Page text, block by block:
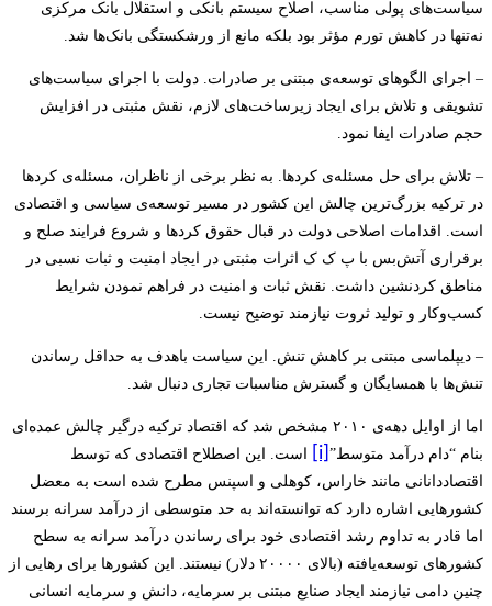
سیاست‌های پولی مناسب، اصلاح سیستم بانکی و استقلال بانک مرکزی
نه‌تنها در کاهش تورم مؤثر بود بلکه مانع از ورشکستگی بانک‌ها شد.
– اجرای الگوهای توسعه‌ی مبتنی بر صادرات. دولت با اجرای سیاست‌های
تشویقی و تلاش برای ایجاد زیرساخت‌های لازم، نقش مثبتی در افزایش
حجم صادرات ایفا نمود.
– تلاش برای حل مسئله‌ی کردها. به نظر برخی از ناظران، مسئله‌ی کردها
در ترکیه بزرگ‌ترین چالش این کشور در مسیر توسعه‌ی سیاسی و اقتصادی
است. اقدامات اصلاحی دولت در قبال حقوق کردها و شروع فرایند صلح و
برقراری آتش‌بس با پ ک ک اثرات مثبتی در ایجاد امنیت و ثبات نسبی در
مناطق کردنشین داشت. نقش ثبات و امنیت در فراهم نمودن شرایط
کسب‌وکار و تولید ثروت نیازمند توضیح نیست.
– دیپلماسی مبتنی بر کاهش تنش. این سیاست باهدف به حداقل رساندن
تنش‌ها با همسایگان و گسترش مناسبات تجاری دنبال شد.
اما از اوایل دهه‌ی ۲۰۱۰ مشخص شد که اقتصاد ترکیه درگیر چالش عمده‌ای
بنام “دام درآمد متوسط” [i]
است. این اصطلاح اقتصادی که توسط
اقتصاددانانی مانند خاراس، کوهلی و اسپنس مطرح شده است به معضل
کشورهایی اشاره دارد که توانسته‌اند به حد متوسطی از درآمد سرانه برسند
اما قادر به تداوم رشد اقتصادی خود برای رساندن درآمد سرانه به سطح
کشورهای توسعه‌یافته (بالای ۲۰۰۰۰ دلار) نیستند. این کشورها برای رهایی از
چنین دامی نیازمند ایجاد صنایع مبتنی بر سرمایه، دانش و سرمایه انسانی